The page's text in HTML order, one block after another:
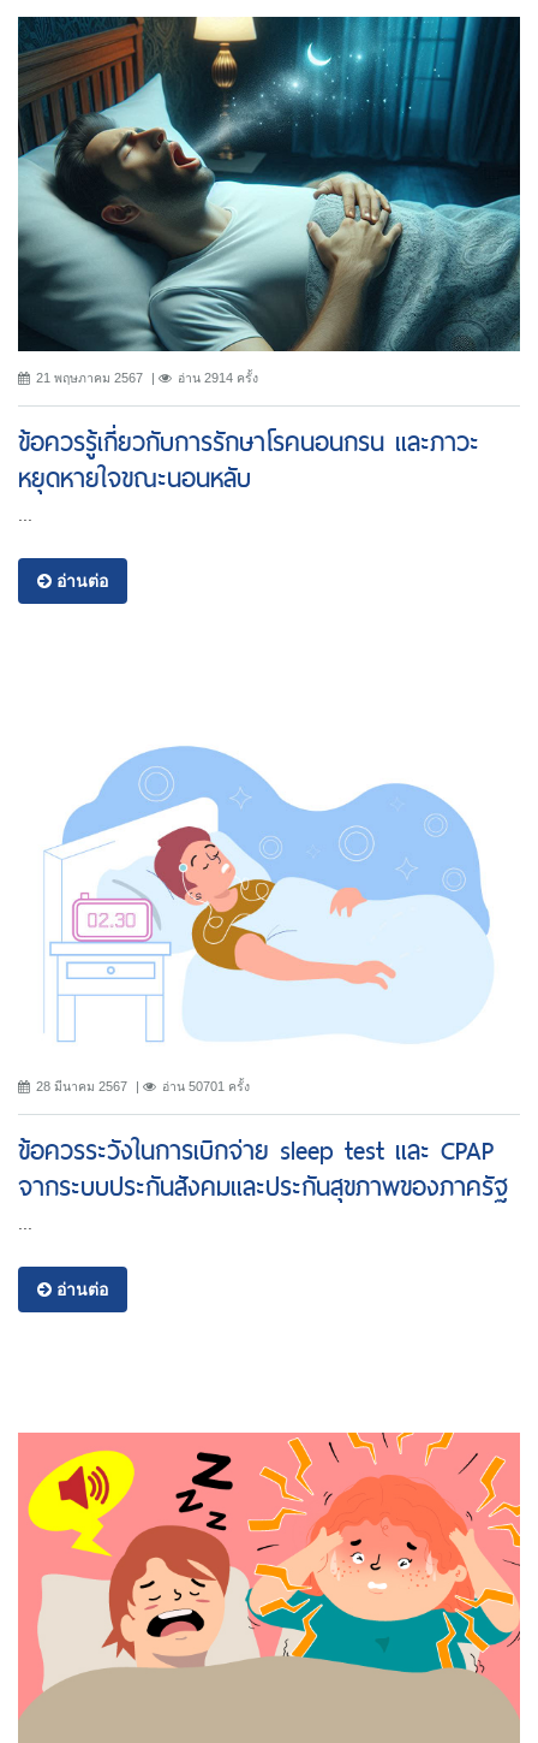
21 พฤษภาคม 2567 อ่าน 2914 ครั้ง
ข้อควรรู้เกี่ยวกับการรักษาโรคนอนกรน และภาวะ
หยุดหายใจขณะนอนหลับ
...
อ่านต่อ
28 มีนาคม 2567 อ่าน 50701 ครั้ง
ข้อควรระวังในการเบิกจ่าย sleep test และ CPAP
จากระบบประกันสังคมและประกันสุขภาพของภาครัฐ
อ่านต่อ